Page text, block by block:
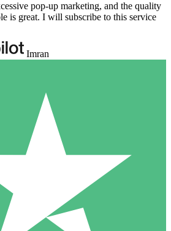
pop-up marketing, and the quality
is great. I will subscribe to this service
Imran